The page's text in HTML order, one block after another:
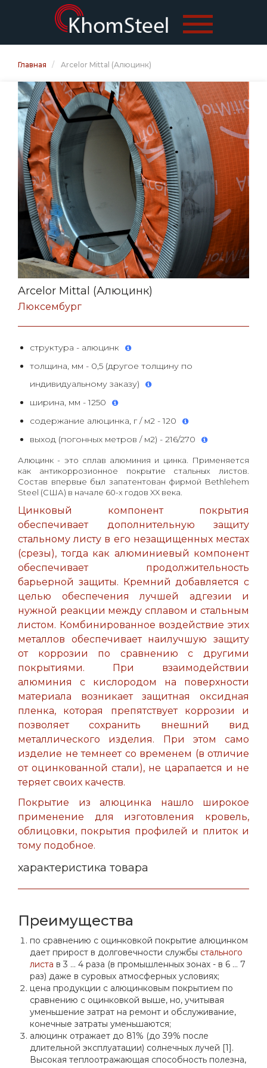
Главная Arcelor Mittal (Алюцинк)
Arcelor Mittal (Алюцинк)
Люксембург
структура - алюцинк
толщина, мм - 0,5 (другое толщину по
индивидуальному заказу)
ширина, мм - 1250
содержание алюцинка, г / м2 - 120
выход (погонных метров / м2) - 216/270
Алюцинк - это сплав алюминия и цинка. Применяется
как антикоррозионное покрытие стальных листов.
Состав впервые был запатентован фирмой Bethlehem
Steel (США) в начале 60-х годов XX века.
Цинковый компонент покрытия
обеспечивает дополнительную защиту
стальному листу в его незащищенных местах
(срезы), тогда как алюминиевый компонент
обеспечивает продолжительность
барьерной защиты. Кремний добавляется с
целью обеспечения лучшей адгезии и
нужной реакции между сплавом и стальным
листом. Комбинированное воздействие этих
металлов обеспечивает наилучшую защиту
от коррозии по сравнению с другими
покрытиями. При взаимодействии
алюминия с кислородом на поверхности
материала возникает защитная оксидная
пленка, которая препятствует коррозии и
позволяет сохранить внешний вид
металлического изделия. При этом само
изделие не темнеет со временем (в отличие
от оцинкованной стали), не царапается и не
теряет своих качеств.
Покрытие из алюцинка нашло широкое
применение для изготовления кровель,
облицовки, покрытия профилей и плиток и
тому подобное.
характеристика товара
Преимущества
по сравнению с оцинковкой покрытие алюцинком
дает прирост в долговечности службы стального
листа в 3 ... 4 раза (в промышленных зонах - в 6 ... 7
раз) даже в суровых атмосферных условиях;
цена продукции с алюцинковым покрытием по
сравнению с оцинковкой выше, но, учитывая
уменьшение затрат на ремонт и обслуживание,
конечные затраты уменьшаются;
алюцинк отражает до 81% (до 39% после
длительной эксплуатации) солнечных лучей [1].
Высокая теплоотражающая способность полезна,